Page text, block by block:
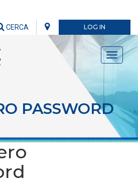
LOG IN
CERCA
Toggle
PASSWORD